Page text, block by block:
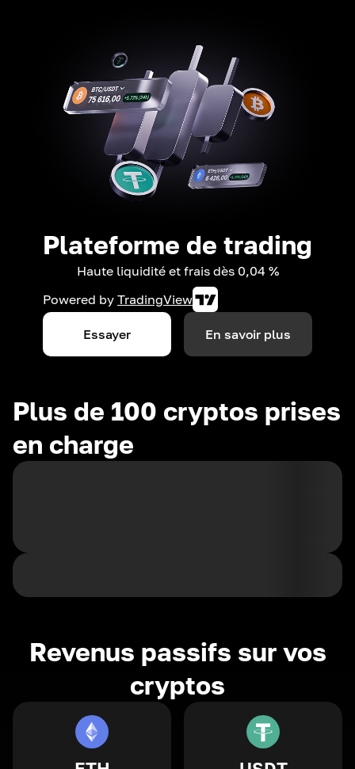
Plateforme de trading
Haute liquidité et frais dès 0,04 %
Powered by TradingView
Essayer En savoir plus
Plus de 100 cryptos prises
en charge
Revenus passifs sur vos
cryptos